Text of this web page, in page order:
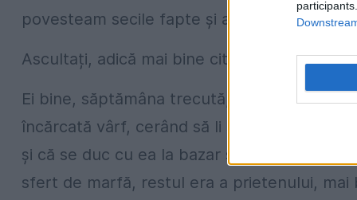
povesteam secile fapte și acte diplomatice.
Ascultați, adică mai bine citiți și luați aminte:
Ei bine, săptămâna trecută, la Nastratin
încărcată vârf, cerând să li se facă
și că se duc cu ea la bazar să o vândă.
sfert de marfă, restul era a prietenului,